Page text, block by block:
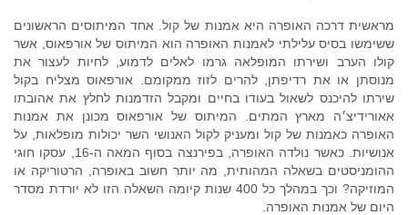
מראשית דרכה האופרה היא אמנות של קול. אחד המיתוסים הראשונים
ששימשו בסיס עלילתי לאמנות האופרה הוא המיתוס של אורפאוס, אשר
קולו הערב ושירתו המופלאה גרמו לאלים לדמוע, לחיות לעצור את
מנוסתן או את רדיפתן, להרים לזוז ממקומם. אורפאוס מצליח בקול
שירתו להיכנס לשאול בעודו בחיים ומקבל הזדמנות לחלץ את אהובתו
אאורידיצ׳ה מארץ המתים. המיתוס של אורפאוס מכונן את אמנות
האופרה כאמנות של קול ומעניק לקול האנושי השר יכולות מופלאות, על
אנושיות. כאשר נולדה האופרה, בפירנצה בסוף המאה ה-16, עסקו חוגי
ההומניסטים בשאלה המהותית, מה יותר חשוב באופרה, הרטוריקה או
המוזיקה? וכך במהלך כל 400 שנות קיומה השאלה הזו לא יורדת מסדר
היום של אמנות האופרה.